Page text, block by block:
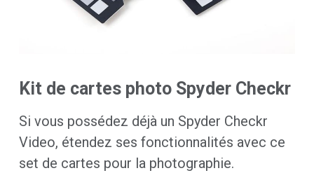
Kit de cartes photo Spyder Checkr
Si vous possédez déjà un Spyder Checkr
Video, étendez ses fonctionnalités avec ce
set de cartes pour la photographie.